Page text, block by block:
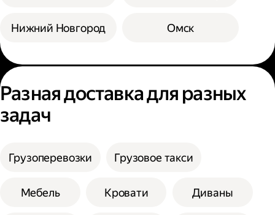
Нижний Новгород Омск
Разная доставка для разных
задач
Грузоперевозки Грузовое такси
Мебель Кровати Диваны